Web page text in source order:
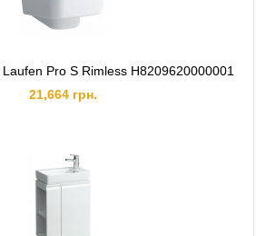
Pro S Rimless H8209620000001
21,664 грн.